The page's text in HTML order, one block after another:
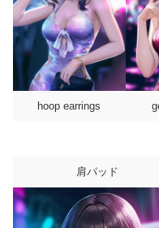
hoop earrings
肩パッド